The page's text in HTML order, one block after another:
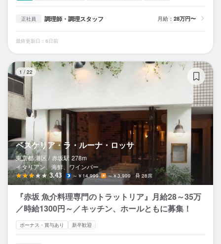
正社員 調理師・調理スタッフ 月給： 28万円〜
最終更新日：6日前
1 / 22
ペスケリア・ラ・ルーナ・ロッサ
東京都 港区 / 赤坂駅 278m
イタリアン、海鮮、ワインバー
3.43 ～￥14,999 ～￥3,999 28席
『赤坂 魚介料理専門のトラットリア』月給28～35万
／時給1300円～／キッチン、ホールともに募集！
ボーナス・賞与あり 新卒歓迎